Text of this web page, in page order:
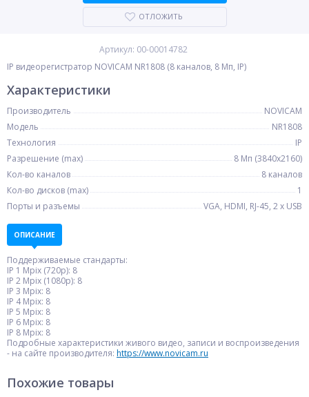
ОТЛОЖИТЬ
Артикул: 00-00014782
IP видеорегистратор NOVICAM NR1808 (8 каналов, 8 Мп, IP)
Характеристики
Производитель
NOVICAM
Модель
NR1808
Технология
IP
Разрешение (max)
8 Мп (3840x2160)
Кол-во каналов
8 каналов
Кол-во дисков (max)
1
Порты и разъемы
VGA, HDMI, RJ-45, 2 x USB
ОПИСАНИЕ
Поддерживаемые стандарты:
IP 1 Mpix (720p): 8
IP 2 Mpix (1080p): 8
IP 3 Mpix: 8
IP 4 Mpix: 8
IP 5 Mpix: 8
IP 6 Mpix: 8
IP 8 Mpix: 8
Подробные характеристики живого видео, записи и воспроизведения
- на сайте производителя: https://www.novicam.ru
Похожие товары